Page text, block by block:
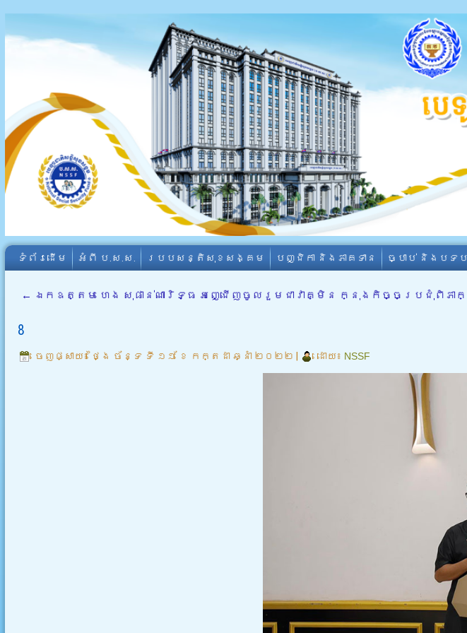
ទំព័រដើម អំពី​ ប.ស.ស. របបសន្តិសុខសង្គម បញ្ជិកា និងភាគទាន ច្បាប់ និងបទប
← ឯកឧត្តម ហេង សុផាន់ណារិទ្ធ អញ្ជើញចូលរួមជាវាគ្មិន ក្នុងកិច្ចប្រជុំពិភា
8
ចេញផ្សាយ៖ ថ្ងៃ ច័ន្ទ ទី ១១ ខែ កក្តដា ឆ្នាំ ២០២២ ដោយ៖ NSSF